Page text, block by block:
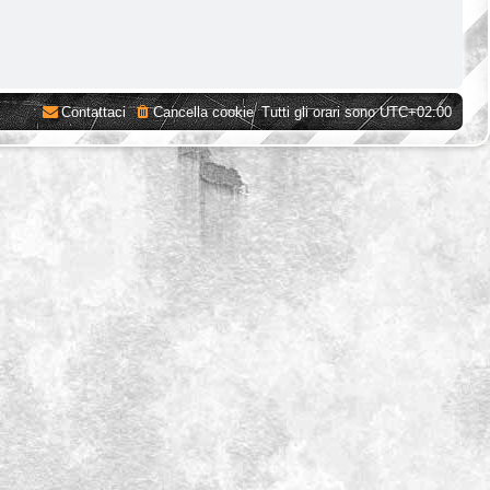
Tutti gli orari sonoUTC+02:00
Cancella cookie
Contattaci